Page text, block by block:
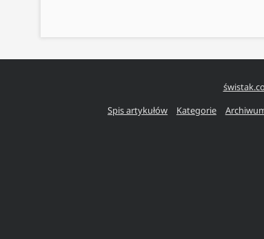
Spis artykułów
Kategorie